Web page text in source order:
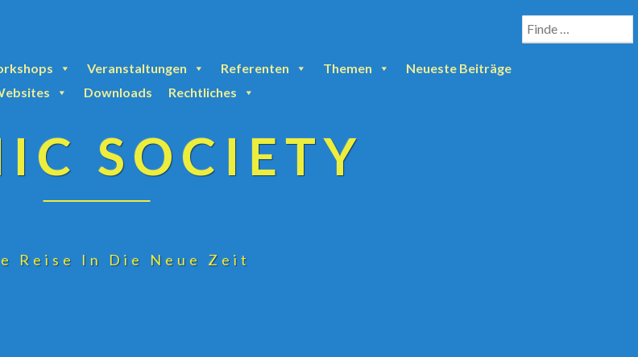
Veranstaltungen Referenten Themen
Neueste Beiträge
Downloads Rechtliches
SOCIETY
Reise In Die Neue Zeit